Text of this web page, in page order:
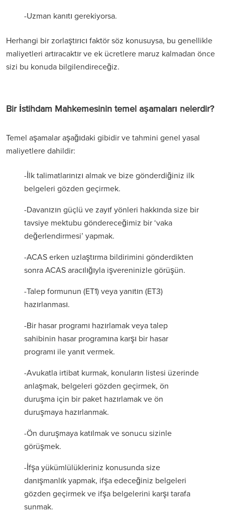
-Uzman kanıtı gerekiyorsa.
Herhangi bir zorlaştırıcı faktör söz konusuysa, bu genellikle
maliyetleri artıracaktır ve ek ücretlere maruz kalmadan önce
sizi bu konuda bilgilendireceğiz.
Bir İstihdam Mahkemesinin temel aşamaları nelerdir?
Temel aşamalar aşağıdaki gibidir ve tahmini genel yasal
maliyetlere dahildir:
-İlk talimatlarınızı almak ve bize gönderdiğiniz ilk
belgeleri gözden geçirmek.
-Davanızın güçlü ve zayıf yönleri hakkında size bir
tavsiye mektubu göndereceğimiz bir ‘vaka
değerlendirmesi’ yapmak.
-ACAS erken uzlaştırma bildirimini gönderdikten
sonra ACAS aracılığıyla işvereninizle görüşün.
-Talep formunun (ET1) veya yanıtın (ET3)
hazırlanması.
-Bir hasar programı hazırlamak veya talep
sahibinin hasar programına karşı bir hasar
programı ile yanıt vermek.
-Avukatla irtibat kurmak, konuların listesi üzerinde
anlaşmak, belgeleri gözden geçirmek, ön
duruşma için bir paket hazırlamak ve ön
duruşmaya hazırlanmak.
-Ön duruşmaya katılmak ve sonucu sizinle
görüşmek.
-İfşa yükümlülükleriniz konusunda size
danışmanlık yapmak, ifşa edeceğiniz belgeleri
gözden geçirmek ve ifşa belgelerini karşı tarafa
sunmak.